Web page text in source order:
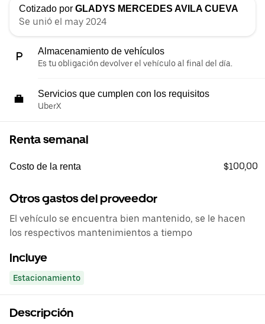
Cotizado por GLADYS MERCEDES AVILA CUEVA
Se unió el may 2024
Almacenamiento de vehículos
Es tu obligación devolver el vehículo al final del día.
Servicios que cumplen con los requisitos
UberX
Renta semanal
Costo de la renta $100,00
Otros gastos del proveedor
El vehículo se encuentra bien mantenido, se le hacen
los respectivos mantenimientos a tiempo
Incluye
Estacionamiento
Descripción